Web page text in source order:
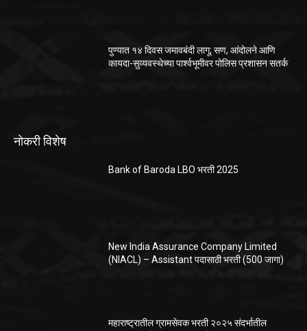
पुण्यात १४ दिवस जमावबंदी लागू; सण, आंदोलने आणि
कायदा-सुव्यवस्थेच्या पार्श्वभूमीवर पोलिस प्रशासन सतर्क
नोकरी विशेष
Bank of Baroda LBO भरती 2025
New India Assurance Company Limited
(NIACL) – Assistant पदासाठी भरती (500 जागा)
महाराष्ट्रातील ग्रामसेवक भरती २०२५ संदर्भातील